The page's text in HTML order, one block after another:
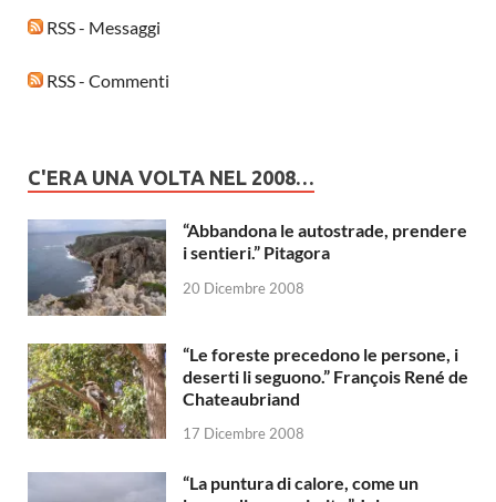
RSS - Messaggi
RSS - Commenti
C'ERA UNA VOLTA NEL 2008…
“Abbandona le autostrade, prendere
i sentieri.” Pitagora
20 Dicembre 2008
“Le foreste precedono le persone, i
deserti li seguono.” François René de
Chateaubriand
17 Dicembre 2008
“La puntura di calore, come un